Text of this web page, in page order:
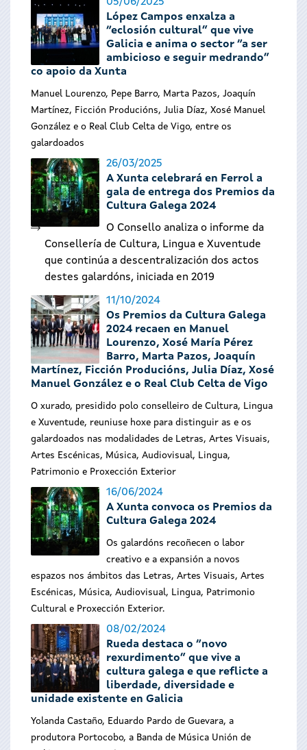
López Campos enxalza a
“eclosión cultural” que vive
Galicia e anima o sector “a ser
ambicioso e seguir medrando”
co apoio da Xunta
Manuel Lourenzo, Pepe Barro, Marta Pazos, Joaquín
Martínez, Ficción Producións, Julia Díaz, Xosé Manuel
González e o Real Club Celta de Vigo, entre os
galardoados
26/03/2025
A Xunta celebrará en Ferrol a
gala de entrega dos Premios da
Cultura Galega 2024
O Consello analiza o informe da
Consellería de Cultura, Lingua e Xuventude
que continúa a descentralización dos actos
destes galardóns, iniciada en 2019
11/10/2024
Os Premios da Cultura Galega
2024 recaen en Manuel
Lourenzo, Xosé María Pérez
Barro, Marta Pazos, Joaquín
Martínez, Ficción Producións, Julia Díaz, Xosé
Manuel González e o Real Club Celta de Vigo
O xurado, presidido polo conselleiro de Cultura, Lingua
e Xuventude, reuniuse hoxe para distinguir as e os
galardoados nas modalidades de Letras, Artes Visuais,
Artes Escénicas, Música, Audiovisual, Lingua,
Patrimonio e Proxección Exterior
16/06/2024
A Xunta convoca os Premios da
Cultura Galega 2024
Os galardóns recoñecen o labor
creativo e a expansión a novos
espazos nos ámbitos das Letras, Artes Visuais, Artes
Escénicas, Música, Audiovisual, Lingua, Patrimonio
Cultural e Proxección Exterior.
08/02/2024
Rueda destaca o “novo
rexurdimento” que vive a
cultura galega e que reflicte a
liberdade, diversidade e
unidade existente en Galicia
Yolanda Castaño, Eduardo Pardo de Guevara, a
produtora Portocobo, a Banda de Música Unión de